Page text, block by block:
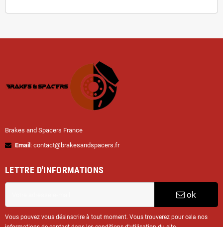
Brakes and Spacers France
Email : contact@brakesandspacers.fr
LETTRE D'INFORMATIONS
ok
Vous pouvez vous désinscrire à tout moment. Vous trouverez pour cela nos